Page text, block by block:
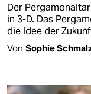
Der
in 3-D. Das
die Idee der
Von Sophie